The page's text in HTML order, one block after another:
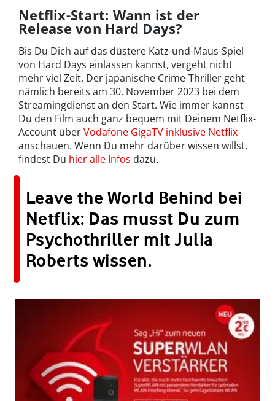
Netflix-Start: Wann ist der
Release von Hard Days?
Bis Du Dich auf das düstere Katz-und-Maus-Spiel
von Hard Days einlassen kannst, vergeht nicht
mehr viel Zeit. Der japanische Crime-Thriller geht
nämlich bereits am 30. November 2023 bei dem
Streamingdienst an den Start. Wie immer kannst
Du den Film auch ganz bequem mit Deinem Netflix-
Account überVodafone GigaTV inklusive Netflix
anschauen. Wenn Du mehr darüber wissen willst,
findest Du hier alle Infos dazu.
Leave the World Behind bei
Netflix: Das musst Du zum
Psychothriller mit Julia
Roberts wissen.